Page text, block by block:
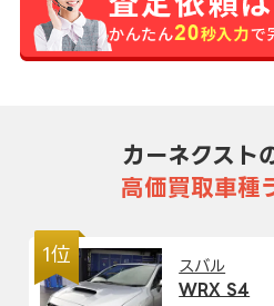
カーネクスト
高価買取車種
1位
スバル
WRX S4